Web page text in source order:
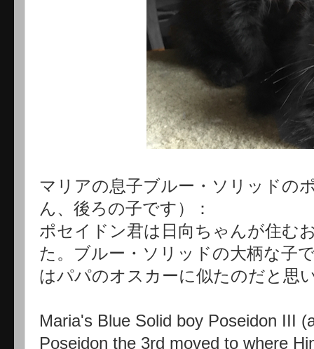
マリアの息子ブルー・ソリッドの
ん、後ろの子です）：
ポセイドン君は日向ちゃんが住む
た。ブルー・ソリッドの大柄な子
はパパのオスカーに似たのだと思
Maria's Blue Solid boy Poseidon III
Poseidon the 3rd moved to where